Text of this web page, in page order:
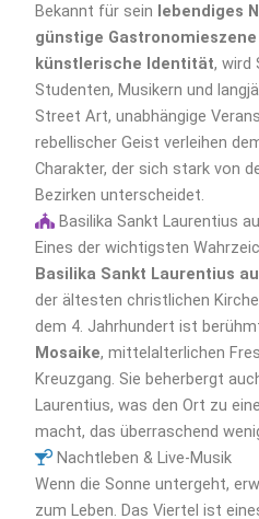
Bekannt für sein lebendiges
günstige Gastronomieszene
künstlerische Identität, wird
Studenten, Musikern und
Street Art, unabhängige
rebellischer Geist verleihen
Charakter, der sich stark von
Bezirken unterscheidet.
Basilika Sankt Laurentius
Eines der wichtigsten
Basilika Sankt Laurentius
der ältesten christlichen
dem 4. Jahrhundert ist
Mosaike, mittelalterlichen
Kreuzgang. Sie beherbergt
Laurentius, was den Ort zu
macht, das überraschend
Nachtleben & Live-Musik
Wenn die Sonne untergeht,
zum Leben. Das Viertel ist